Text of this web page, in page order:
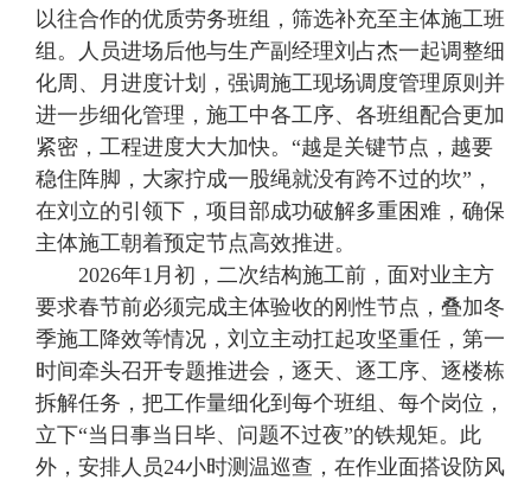
以往合作的优质劳务班组，筛选补充至主体施工班
组。人员进场后他与生产副经理刘占杰一起调整细
化周、月进度计划，强调施工现场调度管理原则并
进一步细化管理，施工中各工序、各班组配合更加
紧密，工程进度大大加快。“越是关键节点，越要
稳住阵脚，大家拧成一股绳就没有跨不过的坎”，
在刘立的引领下，项目部成功破解多重困难，确保
主体施工朝着预定节点高效推进。
2026年1月初，二次结构施工前，面对业主方
要求春节前必须完成主体验收的刚性节点，叠加冬
季施工降效等情况，刘立主动扛起攻坚重任，第一
时间牵头召开专题推进会，逐天、逐工序、逐楼栋
拆解任务，把工作量细化到每个班组、每个岗位，
立下“当日事当日毕、问题不过夜”的铁规矩。此
外，安排人员24小时测温巡查，在作业面搭设防风